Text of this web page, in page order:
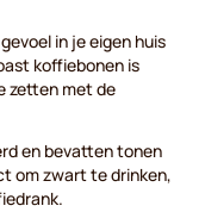
in je eigen huis
koffiebonen is
zetten met de
en bevatten tonen
om zwart te drinken,